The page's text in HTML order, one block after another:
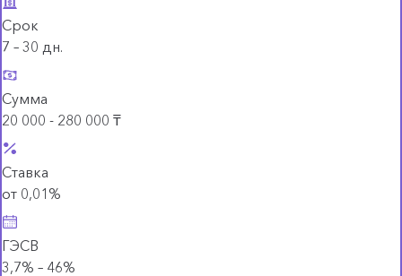
Срок
7 – 30 дн.
Сумма
20 000 - 280 000 ₸
Ставка
от 0,01%
ГЭСВ
3,7% – 46%